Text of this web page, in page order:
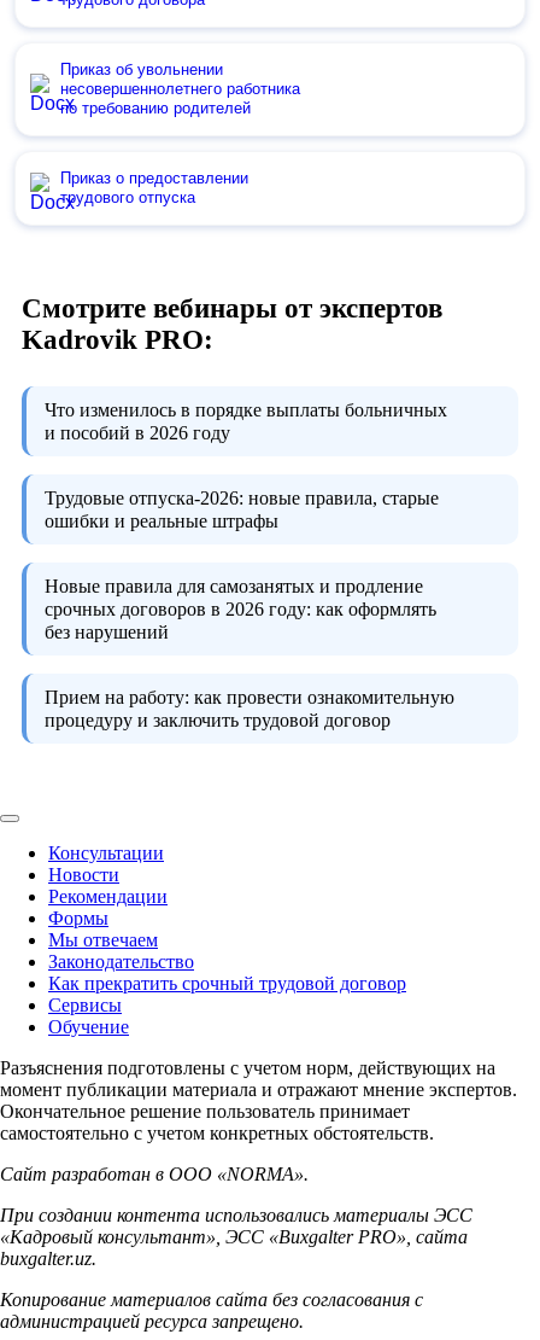
Приказ об увольнении
несовершеннолетнего работника
по требованию родителей
Приказ о предоставлении
трудового отпуска
Смотрите вебинары от экспертов
Kadrovik PRO:
Что изменилось в порядке выплаты больничных
и пособий в 2026 году
Трудовые отпуска-2026: новые правила, старые
ошибки и реальные штрафы
Новые правила для самозанятых и продление
срочных договоров в 2026 году: как оформлять
без нарушений
Прием на работу: как провести ознакомительную
процедуру и заключить трудовой договор
Консультации
Новости
Рекомендации
Формы
Мы отвечаем
Законодательство
Как прекратить срочный трудовой договор
Сервисы
Обучение
Разъяснения подготовлены с учетом норм, действующих на
момент публикации материала и отражают мнение экспертов.
Окончательное решение пользователь принимает
самостоятельно с учетом конкретных обстоятельств.
Сайт разработан в ООО «NORMA».
При создании контента использовались материалы ЭСС
«Кадровый консультант», ЭСС «Buxgalter PRO», сайта
buxgalter.uz.
Копирование материалов сайта без согласования с
администрацией ресурса запрещено.